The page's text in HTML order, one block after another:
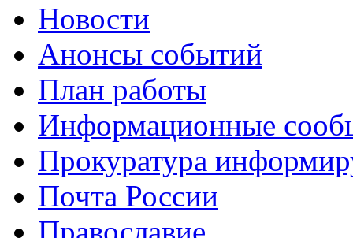
Новости
Анонсы событий
План работы
Информационные
Прокуратура
Почта России
Православие